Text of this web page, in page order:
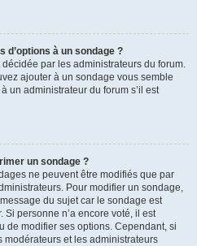
d’options à un sondage ?
décidée par les administrateurs du forum.
ajouter à un sondage vous semble
un administrateur du forum s’il est
un sondage ?
ne peuvent être modifiés que par
Pour modifier un sondage,
du sujet car le sondage est
personne n’a encore voté, il est
de modifier ses options. Cependant, si
modérateurs et les administrateurs